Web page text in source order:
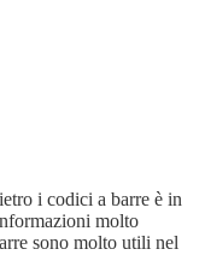
i codici a barre è in
molto
sono molto utili nel